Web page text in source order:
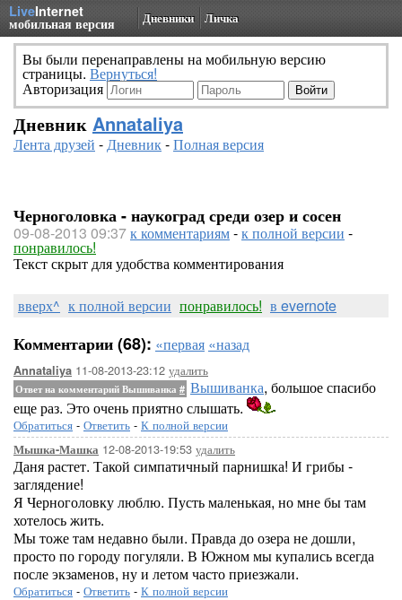
LiveInternet
мобильная версия Дневники Личка
Вы были перенаправлены на мобильную версию
страницы. Вернуться!
Авторизация
Дневник Annataliya
Лента друзей -Дневник-Полная версия
Черноголовка - наукоград среди озер и сосен
09-08-2013 09:37к комментариям-к полной версии -
понравилось!
Текст скрыт для удобства комментирования
вверх^ к полной версии понравилось! в evernote
Комментарии (68): «первая «назад
Annataliya 11-08-2013-23:12 удалить
Ответ на комментарий Вышиванка # Вышиванка, большое спасибо
еще раз. Это очень приятно слышать.
Обратиться - Ответить - К полной версии
Мышка-Машка 12-08-2013-19:53 удалить
Даня растет. Такой симпатичный парнишка! И грибы -
заглядение!
Я Черноголовку люблю. Пусть маленькая, но мне бы там
хотелось жить.
Мы тоже там недавно были. Правда до озера не дошли,
просто по городу погуляли. В Южном мы купались всегда
после экзаменов, ну и летом часто приезжали.
Обратиться - Ответить - К полной версии